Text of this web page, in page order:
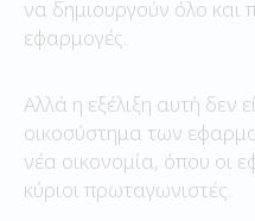
να δημιουργούν όλο και
εφαρμογές.
Αλλά η εξέλιξη αυτή δεν
οικοσύστημα των
νέα οικονομία, όπου οι
κύριοι πρωταγωνιστές.